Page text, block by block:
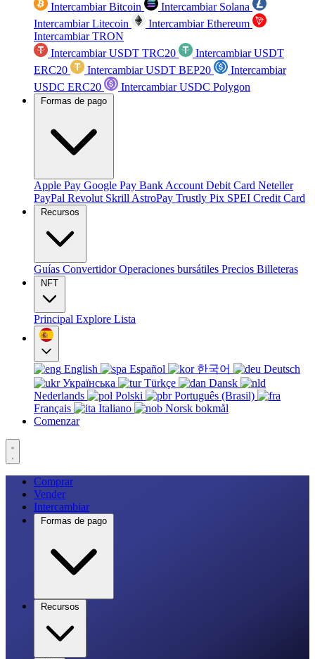
Intercambiar Bitcoin
Intercambiar Solana
Intercambiar Litecoin
Intercambiar Ethereum
Intercambiar TRON
Intercambiar USDT TRC20
Intercambiar USDT
ERC20
Intercambiar USDT BEP20
Intercambiar
USDC ERC20
Intercambiar USDC Polygon
Formas de pago
Apple Pay Google Pay Bank Account Debit Card Neteller
PayPal Revolut Skrill AstroPay Trustly Pix SPEI Credit Card
Recursos
Guías ConvertidorOperaciones bursátiles Precios Billeteras
NFT
Principal Explore Lista
English Español 한국어
Deutsch
Українська
Türkçe
Dansk
Nederlands
Polski
Português (Brasil)
Français
Italiano
Norsk bokmål
Comenzar
Comprar
Vender
Intercambiar
Formas de pago
Recursos